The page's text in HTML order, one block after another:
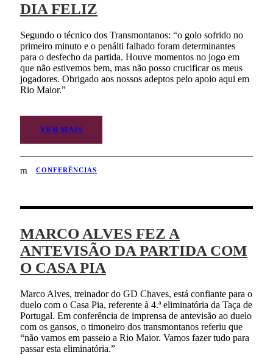
DIA FELIZ
Segundo o técnico dos Transmontanos: “o golo sofrido no
primeiro minuto e o penálti falhado foram determinantes
para o desfecho da partida. Houve momentos no jogo em
que não estivemos bem, mas não posso crucificar os meus
jogadores. Obrigado aos nossos adeptos pelo apoio aqui em
Rio Maior.”
VER MAIS
CONFERÊNCIAS
MARCO ALVES FEZ A
ANTEVISÃO DA PARTIDA COM
O CASA PIA
Marco Alves, treinador do GD Chaves, está confiante para o
duelo com o Casa Pia, referente à 4.ª eliminatória da Taça de
Portugal. Em conferência de imprensa de antevisão ao duelo
com os gansos, o timoneiro dos transmontanos referiu que
“não vamos em passeio a Rio Maior. Vamos fazer tudo para
passar esta eliminatória.”